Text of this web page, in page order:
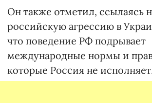
Он также отметил, ссылаясь
российскую агрессию в
что поведение РФ подрывает
международные нормы и
которые Россия не